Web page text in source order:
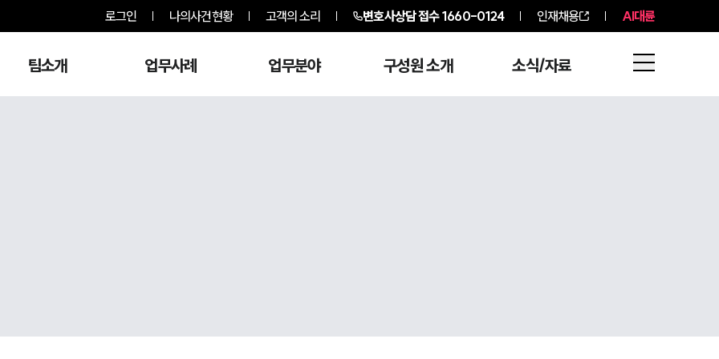
로그인 나의사건현황 고객의 소리 변호사상담 접수1660-0124 인재채용 AI대륜
팀소개 업무사례 업무분야 구성원 소개 소식/자료